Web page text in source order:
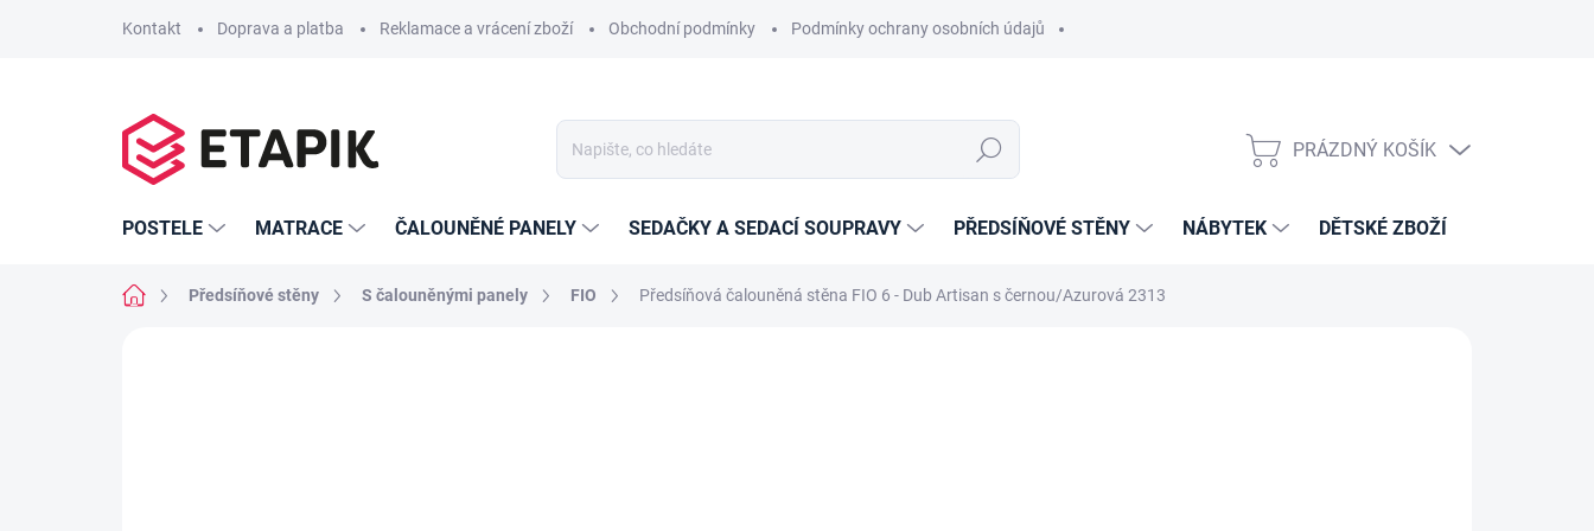
Kontakt Doprava a platba Reklamace a vrácení zboží Obchodní podmínky Podmínky ochrany osobních údajů
Hledat
NÁKUPNÍ
PRÁZDNÝ KOŠÍK
POSTELE MATRACE ČALOUNĚNÉ PANELY SEDAČKY A SEDACÍ SOUPRAVY PŘEDSÍŇOVÉ STĚNY NÁBYTEK DĚTSKÉ ZBOŽÍ
Domů Předsíňové stěny S čalouněnými panely FIO Předsíňová čalouněná stěna FIO 6 - Dub Artisan s černou/Azurová 2313